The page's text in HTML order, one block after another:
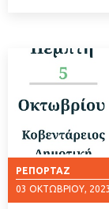
ΡΕΠΟΡΤΆΖ
03 ΟΚΤΩΒΡΊΟΥ, 2023